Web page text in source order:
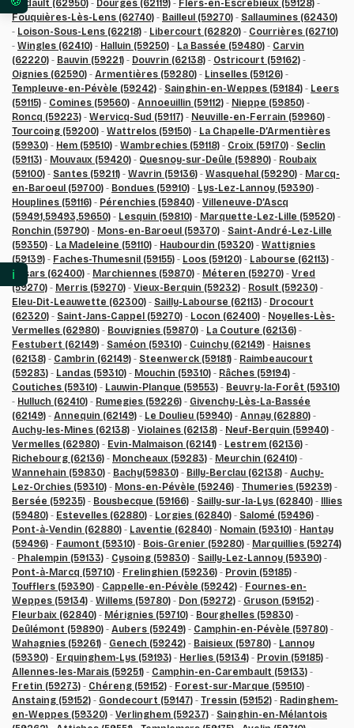
Godault (62950) - Dourges (62119) - Flers-en-Escrebieux (59128) -
Fouquières-Lès-Lens (62740) - Bailleul (59270) - Sallaumines (62430)
- Loison-Sous-Lens (62218) - Libercourt (62820) - Courrières (62710)
- Wingles (62410) - Halluin (59250) - La Bassée (59480) - Carvin
(62220) - Bauvin (59221) - Douvrin (62138) - Ostricourt (59162) -
Oignies (62590) - Armentières (59280) - Linselles (59126) -
Templeuve-en-Pévèle (59242) - Sainghin-en-Weppes (59184) - Leers
(59115) - Comines (59560) - Annoeuillin (59112) - Nieppe (59850) -
Roncq (59223) - Wervicq-Sud (59117) - Neuville-en-Ferrain (59960) -
Tourcoing (59200) - Wattrelos (59150) - La Chapelle-D’Armentières
(59930) - Hem (59510) - Wambrechies (59118) - Croix (59170) - Seclin
(59113) - Mouvaux (59420) - Quesnoy-sur-Deûle (59890) - Roubaix
(59100) - Santes (59211) - Wavrin (59136) - Wasquehal (59290) - Marcq-
en-Baroeul (59700) - Bondues (59910) - Lys-Lez-Lannoy (59390) -
Houplines (59116) - Pérenchies (59840) - Villeneuve-D’Ascq
(59491,59493,59650) - Lesquin (59810) - Marquette-Lez-Lille (59520) -
Ronchin (59790) - Mons-en-Baroeul (59370) - Saint-André-Lez-Lille
(59350) - La Madeleine (59110) - Haubourdin (59320) - Wattignies
(59139) - Faches-Thumesnil (59155) - Loos (59120) - Labourse (62113) -
Essars (62400) - Marchiennes (59870) - Méteren (59270) - Vred
(59270) - Merris (59270) - Vieux-Berquin (59232) - Rosult (59230) -
Eleu-Dit-Leauwette (62300) - Sailly-Labourse (62113) - Drocourt
(62320) - Saint-Jans-Cappel (59270) - Locon (62400) - Noyelles-Lès-
Vermelles (62980) - Bouvignies (59870) - La Couture (62136) -
Festubert (62149) - Saméon (59310) - Cuinchy (62149) - Haisnes
(62138) - Cambrin (62149) - Steenwerck (59181) - Raimbeaucourt
(59283) - Landas (59310) - Mouchin (59310) - Râches (59194) -
Coutiches (59310) - Lauwin-Planque (59553) - Beuvry-la-Forêt (59310)
- Hulluch (62410) - Rumegies (59226) - Givenchy-Lès-La-Bassée
(62149) - Annequin (62149) - Le Doulieu (59940) - Annay (62880) -
Auchy-les-Mines (62138) - Violaines (62138) - Neuf-Berquin (59940) -
Vermelles (62980) - Evin-Malmaison (62141) - Lestrem (62136) -
Richebourg (62136) - Moncheaux (59283) - Meurchin (62410) -
Wannehain (59830) - Bachy(59830) - Billy-Berclau (62138) - Auchy-
Lez-Orchies (59310) - Mons-en-Pévèle (59246) - Thumeries (59239) -
Bersée (59235) - Bousbecque (59166) - Sailly-sur-la-Lys (62840) -
Illies
(59480) - Estevelles (62880) - Lorgies (62840) - Salomé (59496) -
Pont-à-Vendin (62880) - Laventie (62840) - Nomain (59310) - Hantay
(59496) - Faumont (59310) - Bois-Grenier (59280) - Marquillies (59274)
- Phalempin (59133) - Cysoing (59830) - Sailly-Lez-Lannoy (59390) -
Pont-à-Marcq (59710) - Frelinghien (59236) - Provin (59185) -
Toufflers (59390) - Cappelle-en-Pévèle (59242) - Fournes-en-
Weppes (59134) - Willems (59780) - Don (59272) - Gruson (59152) -
Fleurbaix (62840) - Mérignies (59710) - Bourghelles (59830) -
Deûlémont (59890) - Aubers (59249) - Camphin-en-Pévèle (59780) -
Wahagnies (59261) - Genech (59242) - Baisieux (59780) - Lannoy
(59390) - Erquinghem-Lys (59193) - Herlies (59134) - Provin (59185) -
Allennes-les-Marais (59251) - Camphin-en-Carembault (59133) -
Fretin (59273) - Chéreng (59152) - Forest-sur-Marque (59510) -
Anstaing (59152) - Gondecourt (59147) - Tressin (59152) - Radinghem-
en-Weppes (59320) - Verlinghem (59237) - Sainghin-en-Mélantois
Vos préférences en matière de consentement
ℹ️